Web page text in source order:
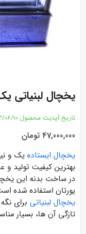
یخچال لبنیاتی
تاریخ آپدیت محصول 06/10
47,000,000 تومان
یخچال ایستاده یک و
بهترین کیفیت تولید
در ساخت بدنه این
یورتان استفاده شده
یخچال لبنیاتی برای
تازگی آن ها، بسیار